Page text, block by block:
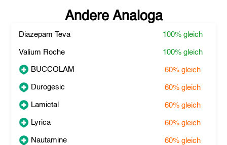
Andere Analoga
Diazepam Teva 100% gleich
Valium Roche 100% gleich
BUCCOLAM 60% gleich
Durogesic 60% gleich
Lamictal 60% gleich
Lyrica 60% gleich
Nautamine 60% gleich